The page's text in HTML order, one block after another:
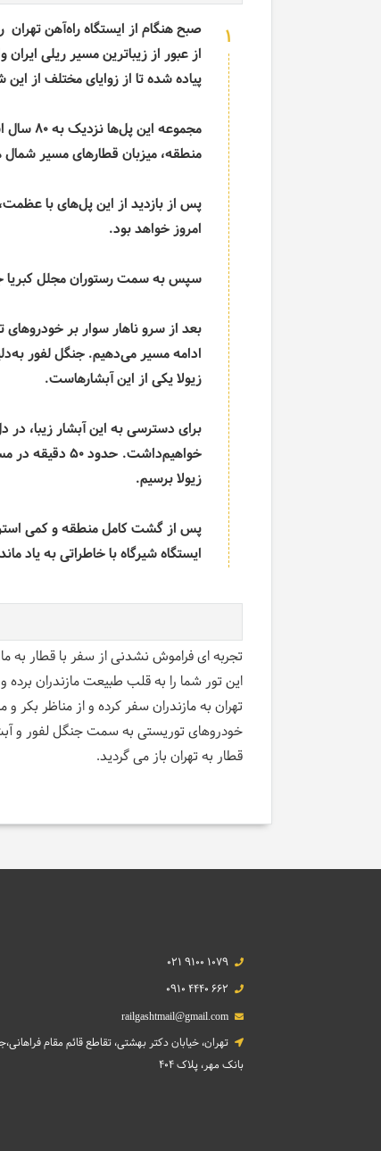
1
صبح هنگام از ایستگاه راه‌آهن
از عبور از زیباترین مسیر ریلی
پیاده شده تا از زوایای مختلف از
منطقه، میزبان قطارهای مسیر
پس از بازدید از این پل­‌های با
امروز خواهد بود.
سپس به سمت رستوران مجلل
بعد از سرو ناهار سوار بر خودرو‌های
ادامه مسیر می‌دهیم. جنگل لفور
زیولا یکی از این آبشارهاست.
برای دسترسی به این آبشار زیبا،
خواهیم‌داشت. حدود 50 دقیقه در مسیری مال‌رو با شیبی ملایم
زیولا برسیم.
پس از گشت کامل منطقه و کمی
ایستگاه شیرگاه با خاطراتی به یاد
تجربه ای فراموش نشدنی از سفر با قطار به
این تور شما را به قلب طبیعت مازندران برده
تهران به مازندران سفر کرده و از مناظر بکر
خودروهای توریستی به سمت جنگل لفور و
قطار به تهران باز می گردید.
021 9100 1079
0910 4440 662
تهران، خیابان دکتر بهشتی، تقاطع قائم مقام
بانک مهر، پلاک 404